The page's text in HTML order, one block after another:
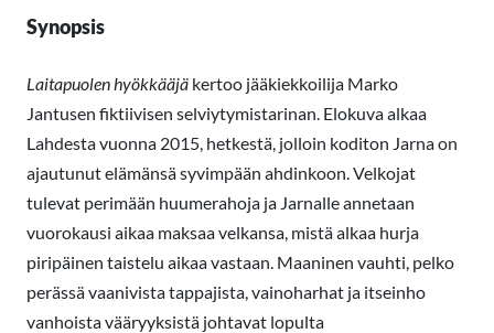
Synopsis
Laitapuolen hyökkääjä kertoo jääkiekkoilija Marko
Jantusen fiktiivisen selviytymistarinan. Elokuva alkaa
Lahdesta vuonna 2015, hetkestä, jolloin koditon Jarna on
ajautunut elämänsä syvimpään ahdinkoon. Velkojat
tulevat perimään huumerahoja ja Jarnalle annetaan
vuorokausi aikaa maksaa velkansa, mistä alkaa hurja
piripäinen taistelu aikaa vastaan. Maaninen vauhti, pelko
perässä vaanivista tappajista, vainoharhat ja itseinho
vanhoista vääryyksistä johtavat lopulta